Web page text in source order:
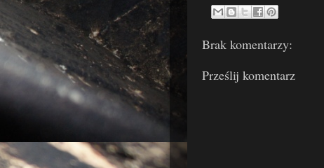
Brak komentarzy:
Prześlij komentarz